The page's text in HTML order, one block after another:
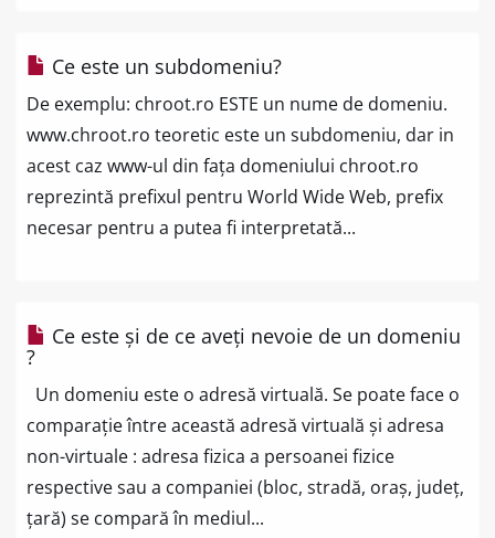
Ce este un subdomeniu?
De exemplu: chroot.ro ESTE un nume de domeniu.
www.chroot.ro teoretic este un subdomeniu, dar in
acest caz www-ul din fața domeniului chroot.ro
reprezintă prefixul pentru World Wide Web, prefix
necesar pentru a putea fi interpretată...
Ce este și de ce aveți nevoie de un domeniu
?
Un domeniu este o adresă virtuală. Se poate face o
comparație între această adresă virtuală și adresa
non-virtuale : adresa fizica a persoanei fizice
respective sau a companiei (bloc, stradă, oraș, județ,
țară) se compară în mediul...